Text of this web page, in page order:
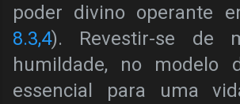
poder divino operante
8.3,4). Revestir-se de
humildade, no modelo
essencial para uma